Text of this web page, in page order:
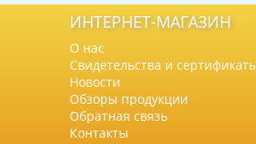
ИНТЕРНЕТ-МАГАЗИН
О нас
Свидетельства и
Новости
Обзоры продукции
Обратная связь
Контакты